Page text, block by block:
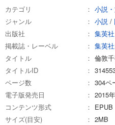
カテゴリ
小説
ジャンル
小説 /
出版社
集英社
掲載誌・レーベル
集英
タイトル
倫敦
タイトルID
ページ数
304ペ
電子版発売日
2015
コンテンツ形式
EPUB
サイズ(目安)
2MB